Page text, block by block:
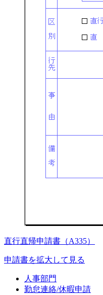
直行直帰申請書（A335）
申請書を拡大して見る
人事部門
勤怠連絡/休暇申請